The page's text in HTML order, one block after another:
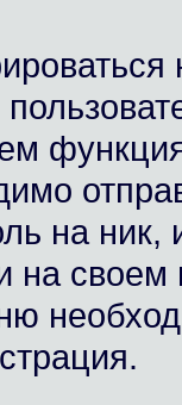
на
на своем